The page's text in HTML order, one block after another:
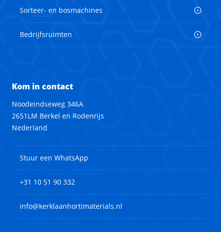
Sorteer- en bosmachines
Bedrijfsruimten
Kom in contact
Noodeindseweg 346A
2651LM Berkel en Rodenrijs
Nederland
Stuur een WhatsApp
+31 10 51 90 332
info@kerklaanhortimaterials.nl